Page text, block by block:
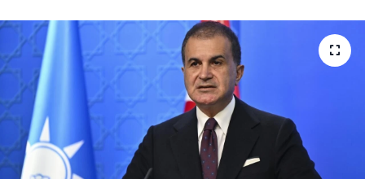
TEKNOLOJİ
YAŞAM
YEREL YÖNETİMLER